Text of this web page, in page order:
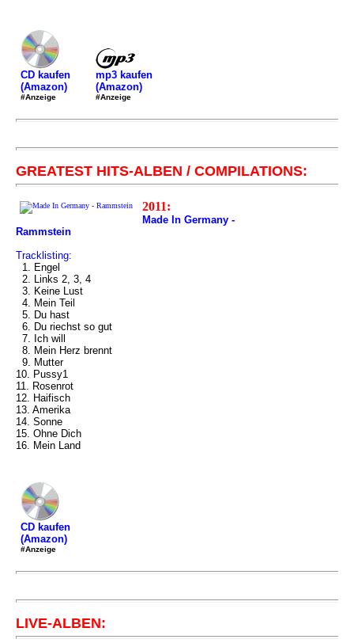
CD kaufen
(Amazon)
#Anzeige
mp3 kaufen
(Amazon)
#Anzeige
GREATEST HITS-ALBEN / COMPILATIONS:
2011:
Made In Germany -
Rammstein
Tracklisting:
1. Engel
2. Links 2, 3, 4
3. Keine Lust
4. Mein Teil
5. Du hast
6. Du riechst so gut
7. Ich will
8. Mein Herz brennt
9. Mutter
10. Pussy1
11. Rosenrot
12. Haifisch
13. Amerika
14. Sonne
15. Ohne Dich
16. Mein Land
CD kaufen
(Amazon)
#Anzeige
LIVE-ALBEN: